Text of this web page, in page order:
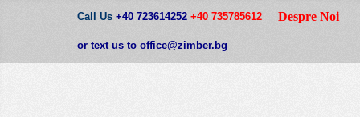
Call Us +40 723614252 +40 735785612
or text us to office@zimber.bg
Despre Noi